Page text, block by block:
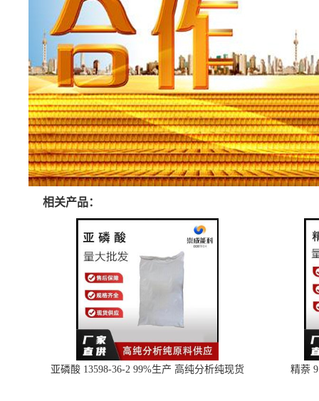
相关产品：
亚磷酸 13598-36-2 99%生产 高纯分析纯现货 精萘